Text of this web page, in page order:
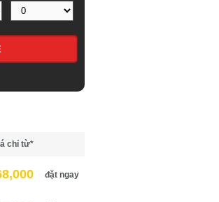
chỉ từ*
đặt ngay